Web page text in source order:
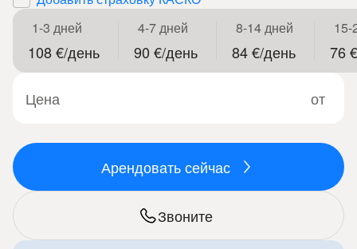
1-3 дней
108 €/день
4-7 дней
90 €/день
8-14 дней
84 €/день
15-
76
Цена от
Звоните
Арендовать сейчас